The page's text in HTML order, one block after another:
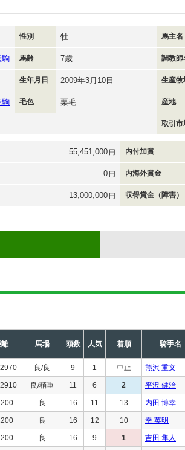
性別 牡 馬主名
駒 馬齢 7歳 調教師
生年月日 2009年3月10日 生産牧
駒 毛色 栗毛 産地
取引市
55,451,000 円 内付加賞
0 円 内海外賞金
13,000,000 円 収得賞金（障害）
離 馬場 頭数 人気 着順 騎手名
良/良 9 1 中止 熊沢 重文
良/稍重 11 6 2 平沢 健治
良 16 11 13 内田 博幸
良 16 12 10 幸 英明
良 16 9 1 吉田 隼人